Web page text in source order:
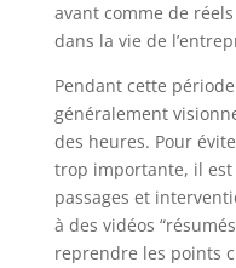
avant comme de
dans la vie de
Pendant cette
généralement
des heures. Pour
trop importante, il
passages et
à des vidéos
reprendre les points